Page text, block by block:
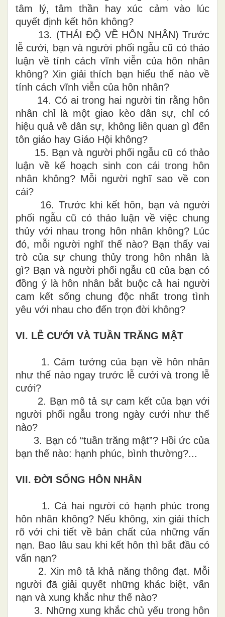
tâm lý, tâm thần hay xúc cảm vào lúc
quyết định kết hôn không?
13. (THÁI ĐỘ VỀ HÔN NHÂN) Trước
lễ cưới, bạn và người phối ngẫu cũ có thảo
luận về tính cách vĩnh viễn của hôn nhân
không? Xin giải thích bạn hiểu thế nào về
tính cách vĩnh viễn của hôn nhân?
14. Có ai trong hai người tin rằng hôn
nhân chỉ là một giao kèo dân sự, chỉ có
hiệu quả về dân sự, không liên quan gì đến
tôn giáo hay Giáo Hội không?
15. Bạn và người phối ngẫu cũ có thảo
luận về kế hoạch sinh con cái trong hôn
nhân không? Mỗi người nghĩ sao về con
cái?
16. Trước khi kết hôn, bạn và người
phối ngẫu cũ có thảo luận về việc chung
thủy với nhau trong hôn nhân không? Lúc
đó, mỗi người nghĩ thế nào? Bạn thấy vai
trò của sự chung thủy trong hôn nhân là
gì? Bạn và người phối ngẫu cũ của bạn có
đồng ý là hôn nhân bắt buộc cả hai người
cam kết sống chung độc nhất trong tình
yêu với nhau cho đến trọn đời không?
VI. LỄ CƯỚI VÀ TUẦN TRĂNG MẬT
1. Cảm tưởng của bạn về hôn nhân
như thế nào ngay trước lễ cưới và trong lễ
cưới?
2. Bạn mô tả sự cam kết của bạn với
người phối ngẫu trong ngày cưới như thế
nào?
3. Bạn có “tuần trăng mật”? Hồi ức của
bạn thế nào: hạnh phúc, bình thường?...
VII. ĐỜI SỐNG HÔN NHÂN
1. Cả hai người có hạnh phúc trong
hôn nhân không? Nếu không, xin giải thích
rõ với chi tiết về bản chất của những vấn
nạn. Bao lâu sau khi kết hôn thì bắt đầu có
vấn nạn?
2. Xin mô tả khả năng thông đạt. Mỗi
người đã giải quyết những khác biệt, vấn
nạn và xung khắc như thế nào?
3. Những xung khắc chủ yếu trong hôn